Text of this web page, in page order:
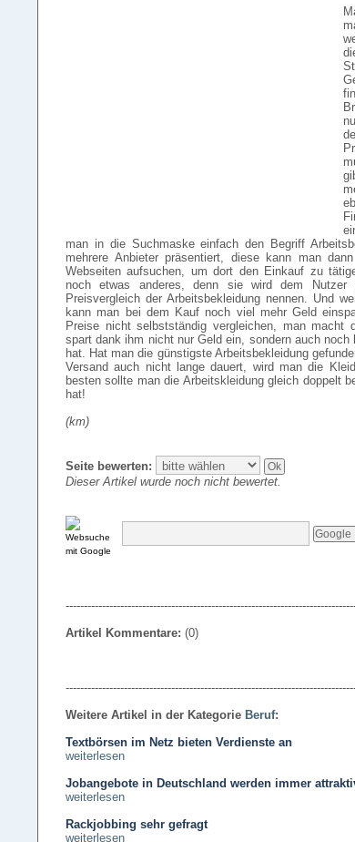
man in die Suchmaske einfach den Begriff
mehrere Anbieter präsentiert, diese kann man
Webseiten aufsuchen, um dort den Einkauf zu
noch etwas anderes, denn sie wird dem
Preisvergleich der Arbeitsbekleidung nennen. Und
kann man bei dem Kauf noch viel mehr Geld
Preise nicht selbstständig vergleichen, man macht
spart dank ihm nicht nur Geld ein, sondern auch
hat. Hat man die günstigste Arbeitsbekleidung
Versand auch nicht lange dauert, wird man die
besten sollte man die Arbeitskleidung gleich doppelt
hat!
(km)
Seite bewerten:
Dieser Artikel wurde noch nicht bewertet.
Artikel Kommentare: (0)
Weitere Artikel in der Kategorie Beruf:
Textbörsen im Netz bieten Verdienste an
weiterlesen
Jobangebote in Deutschland werden immer
weiterlesen
Rackjobbing sehr gefragt
weiterlesen